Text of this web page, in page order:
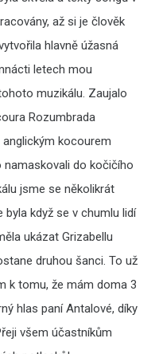
až si je člověk
hlavně úžasná
letech mou
muzikálu. Zaujalo
Rozumbrada
kocourem
namaskovali do kočičího
jsme se několikrát
když se v chumlu lidí
ukázat Grizabellu
druhou šanci. To už
k tomu, že mám doma 3
hlas paní Antalové, díky
všem účastníkům